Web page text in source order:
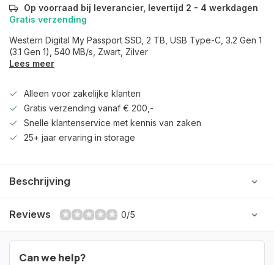
Op voorraad bij leverancier, levertijd 2 - 4 werkdagen
Gratis verzending
Western Digital My Passport SSD, 2 TB, USB Type-C, 3.2 Gen 1
(3.1 Gen 1), 540 MB/s, Zwart, Zilver
Lees meer
Alleen voor zakelijke klanten
Gratis verzending vanaf € 200,-
Snelle klantenservice met kennis van zaken
25+ jaar ervaring in storage
Beschrijving
Reviews 0/5
Can we help?